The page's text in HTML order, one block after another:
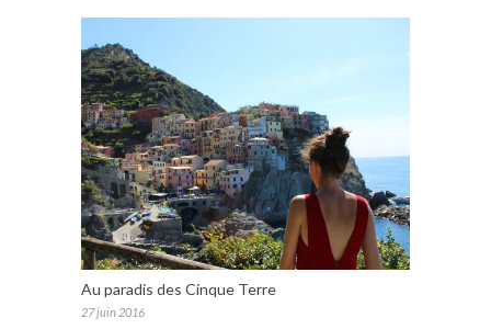
Au paradis des Cinque Terre
27 juin 2016